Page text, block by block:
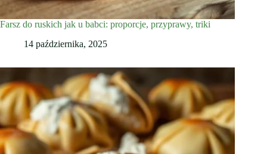
Farsz do ruskich jak u babci: proporcje, przyprawy, triki
14 października, 2025